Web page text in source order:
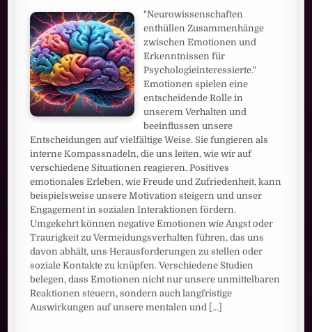
"Neurowissenschaften
enthüllen Zusammenhänge
zwischen Emotionen und
Erkenntnissen für
Psychologieinteressierte."
Emotionen spielen eine
entscheidende Rolle in
unserem Verhalten und
beeinflussen unsere
Entscheidungen auf vielfältige Weise. Sie fungieren als
interne Kompassnadeln, die uns leiten, wie wir auf
verschiedene Situationen reagieren. Positives
emotionales Erleben, wie Freude und Zufriedenheit, kann
beispielsweise unsere Motivation steigern und unser
Engagement in sozialen Interaktionen fördern.
Umgekehrt können negative Emotionen wie Angst oder
Traurigkeit zu Vermeidungsverhalten führen, das uns
davon abhält, uns Herausforderungen zu stellen oder
soziale Kontakte zu knüpfen. Verschiedene Studien
belegen, dass Emotionen nicht nur unsere unmittelbaren
Reaktionen steuern, sondern auch langfristige
Auswirkungen auf unsere mentalen und [...]